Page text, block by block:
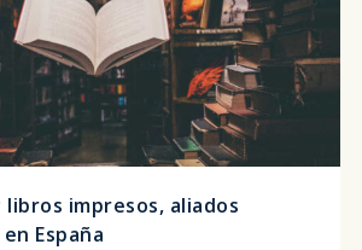
impresos, aliados
España